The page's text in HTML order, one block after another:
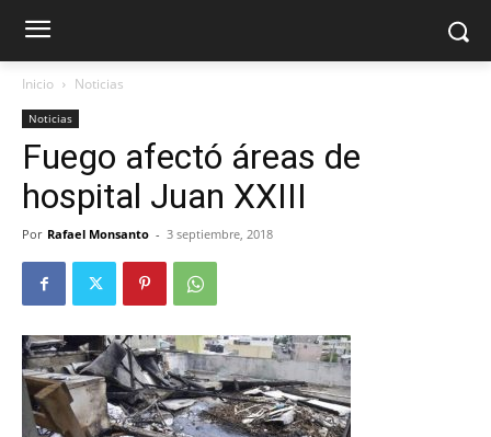
Inicio Noticias
Noticias
Fuego afectó áreas de
hospital Juan XXIII
Por Rafael Monsanto - 3 septiembre, 2018